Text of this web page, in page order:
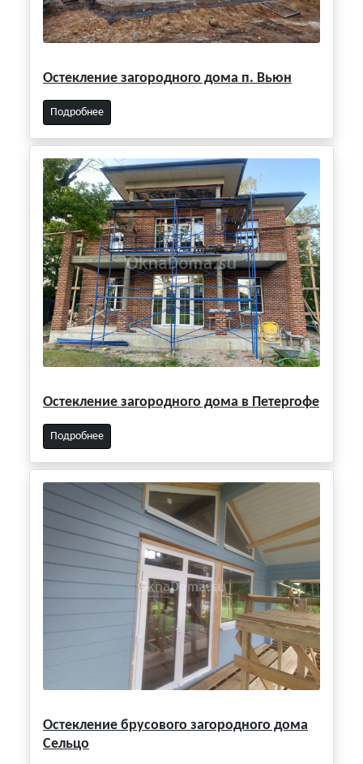
Остекление загородного дома п. Вьюн
Подробнее
Остекление загородного дома в Петергофе
Подробнее
Остекление брусового загородного дома
Сельцо